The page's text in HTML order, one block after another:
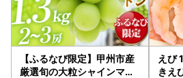
【ふるなび限定】甲州市産
厳選旬の大粒シャインマス
えび
きえ